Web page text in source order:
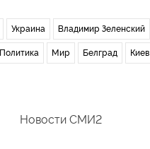
Украина Владимир Зеленский
Политика Мир Белград Киев
Новости СМИ2